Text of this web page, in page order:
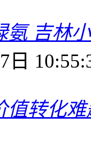
氨 吉林
日
值转化